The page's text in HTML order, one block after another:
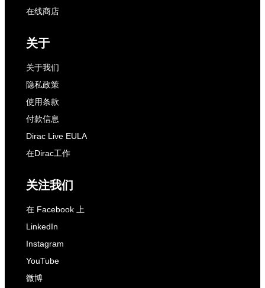
在线商店
关于
关于我们
隐私政策
使用条款
付款信息
Dirac Live EULA
在Dirac工作
关注我们
在 Facebook 上
LinkedIn
Instagram
YouTube
微博